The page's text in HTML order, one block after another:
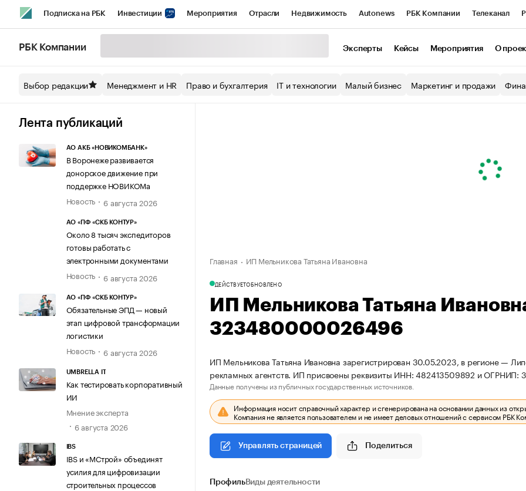
Подписка на РБК Инвестиции Мероприятия Отрасли Недвижимость Autonews РБК Компании Телеканал
Спецпроекты СПб Конференции СПб Спецпроекты Экономика Бизнес
Технологии и медиа
РБК Компании Эксперты Кейсы Мероприятия О
Выбор редакции Менеджмент и HR Право и бухгалтерия IT и технологии Малый бизнес Маркетинг и продажи
Лента публикаций
АО АКБ «НОВИКОМБАНК»
В Воронеже развивается
донорское движение при
поддержке НОВИКОМа
Новость
6 августа 2026
АО «ПФ «СКБ КОНТУР»
Около 8 тысяч экспедиторов
готовы работать с
электронными документами
Новость
6 августа 2026
АО «ПФ «СКБ КОНТУР»
Обязательные ЭПД — новый
этап цифровой трансформации
логистики
Новость
6 августа 2026
UMBRELLA IT
Как тестировать корпоративный
ИИ
Мнение эксперта
6 августа 2026
IBS
IBS и «МСтрой» объединят
усилия для цифровизации
строительных процессов
Главная ИП Мельникова Татьяна Ивановна
ДЕЙСТВУЕТОБНОВЛЕНО
ИП Мельникова Татьяна
323480000026496
ИП Мельникова Татьяна Ивановна зарегистрирован 30.05.2023, в регионе —
рекламных агентств. ИП присвоены реквизиты ИНН: 482413509892 и
Данные получены из публичных государственных источников.
Информация носит справочный характер и сгенерирована на основании данных из
Компания не является пользователем и не имеет деловых отношений с сервисом РБК
Управлять страницей Поделиться
ПрофильВиды деятельности